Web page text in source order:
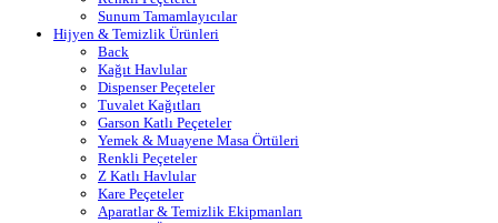
Sunum Tamamlayıcılar
Hijyen & Temizlik Ürünleri
Back
Kağıt Havlular
Dispenser Peçeteler
Tuvalet Kağıtları
Garson Katlı Peçeteler
Yemek & Muayene Masa Örtüleri
Renkli Peçeteler
Z Katlı Havlular
Kare Peçeteler
Aparatlar & Temizlik Ekipmanları